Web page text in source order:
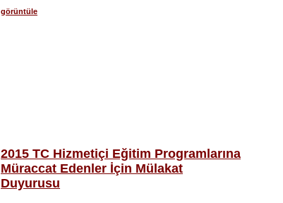
görüntüle
2015 TC Hizmetiçi Eğitim Programlarına
Müraccat Edenler İçin Mülakat
Duyurusu